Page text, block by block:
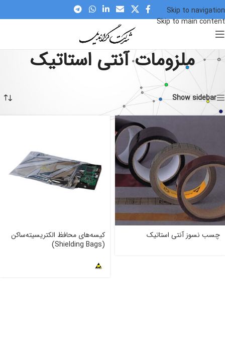
Skip to navigation
Skip to main content
ملزومات آنتی استاتیک
Home ملزومات آنتی استاتیک
Show sidebar
چسب نسوز آنتی استاتیک
کیسه‌های محافظ الکتریسیته‌ساکن
(Shielding Bags)